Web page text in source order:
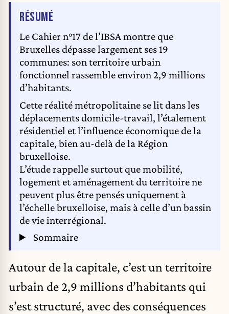
RÉSUMÉDE L'ARTICLE
Le Cahier n°17 de l’IBSA montre que
Bruxelles dépasse largement ses 19
communes: son territoire urbain
fonctionnel rassemble environ 2,9 millions
d’habitants.
Cette réalité métropolitaine se lit dans les
déplacements domicile-travail, l’étalement
résidentiel et l’influence économique de la
capitale, bien au-delà de la Région
bruxelloise.
L’étude rappelle surtout que mobilité,
logement et aménagement du territoire ne
peuvent plus être pensés uniquement à
l’échelle bruxelloise, mais à celle d’un bassin
de vie interrégional.
Sommaire
Autour de la capitale, c’est un territoire
urbain de 2,9 millions d’habitants qui
s’est structuré, avec des conséquences